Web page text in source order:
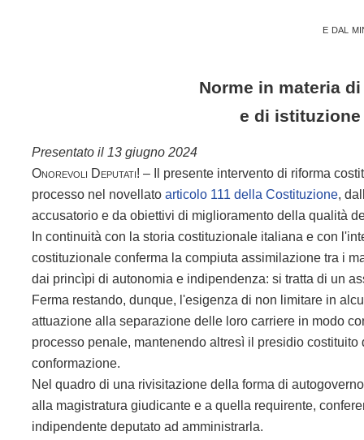
e dal
Norme in materia
e di
Presentato il 13 giugno 2024
Onorevoli Deputati! – Il presente intervento di riforma
processo nel novellatoarticolo 111 della Costituzione,
accusatorio e da obiettivi di miglioramento della qualità
In continuità con la storia costituzionale italiana e con
costituzionale conferma la compiuta assimilazione tra i
dai princìpi di autonomia e indipendenza: si tratta di un
Ferma restando, dunque, l'esigenza di non limitare in
attuazione alla separazione delle loro carriere in modo
processo penale, mantenendo altresì il presidio
conformazione.
Nel quadro di una rivisitazione della forma di
alla magistratura giudicante e a quella requirente,
indipendente deputato ad amministrarla.